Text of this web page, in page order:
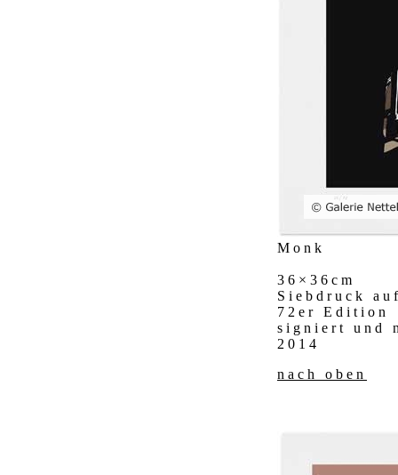
Monk
36×36cm
Siebdruck
72er Edition
signiert und
2014
nach oben